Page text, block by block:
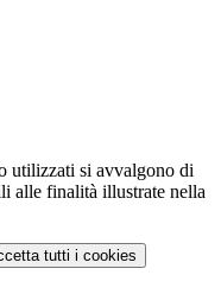
utilizzati si avvalgono di
alle finalità illustrate nella
tutti i cookies